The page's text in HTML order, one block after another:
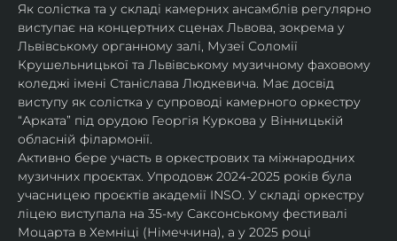
Як солістка та у складі камерних ансамблів регулярно
виступає на концертних сценах Львова, зокрема у
Львівському органному залі, Музеї Соломії
Крушельницької та Львівському музичному фаховому
коледжі імені Станіслава Людкевича. Має досвід
виступу як солістка у супроводі камерного оркестру
“Арката” під орудою Георгія Куркова у Вінницькій
обласній філармонії.
Активно бере участь в оркестрових та міжнародних
музичних проєктах. Упродовж 2024-2025 років була
учасницею проєктів академії INSO. У складі оркестру
ліцею виступала на 35-му Саксонському фестивалі
Моцарта в Хемніці (Німеччина), а у 2025 році